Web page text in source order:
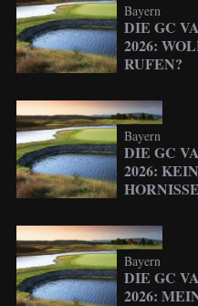
Bayern
DIE GC
2026:
RUFEN?
Bayern
DIE GC
2026:
Bayern
DIE GC
2026: